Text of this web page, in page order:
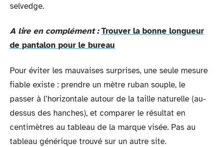
selvedge.
A lire en complément : Trouver la bonne longueur
de pantalon pour le bureau
Pour éviter les mauvaises surprises, une seule mesure
fiable existe : prendre un mètre ruban souple, le
passer à l’horizontale autour de la taille naturelle (au-
dessus des hanches), et comparer le résultat en
centimètres au tableau de la marque visée. Pas au
tableau générique trouvé sur un autre site.